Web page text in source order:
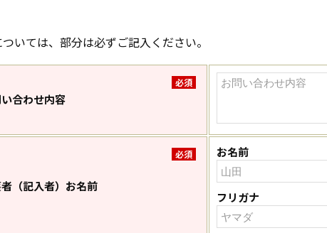
ついては、部分は必ずご記入ください。
合わせ内容
必須
（記入者）お名前
必須 お名前
フリガナ